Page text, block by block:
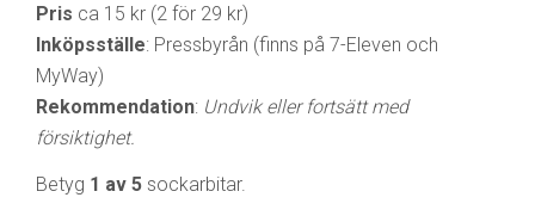
Pris ca 15 kr (2 för 29 kr)
Inköpsställe: Pressbyrån (finns på 7-Eleven och
MyWay)
Rekommendation: Undvik eller fortsätt med
försiktighet.
Betyg 1 av 5 sockarbitar.